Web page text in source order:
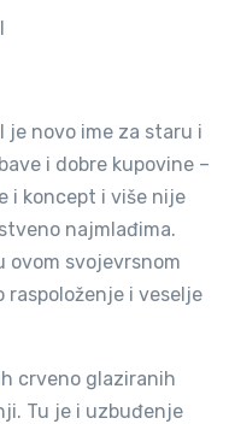
novo ime za staru i
i dobre kupovine –
i koncept i više nije
najmlađima.
ovom svojevrsnom
i veselje
crveno glaziranih
Tu je i uzbuđenje